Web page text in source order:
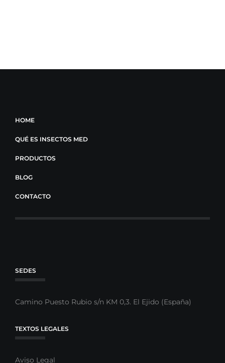
HOME
QUÉ ES INSECTOS MED
PRODUCTOS
BLOG
CONTACTO
SEDES
Camino Puesto Rubio s/n KM 0,3. El Ejido (España)
TEXTOS LEGALES
Aviso Legal